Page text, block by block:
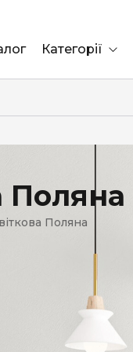
Категорії
Nano
Без фільтра
Смакові (капсула)
Поляна
Поляна